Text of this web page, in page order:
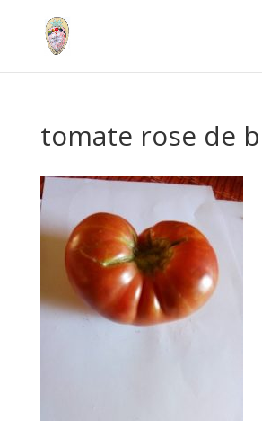
tomate rose de